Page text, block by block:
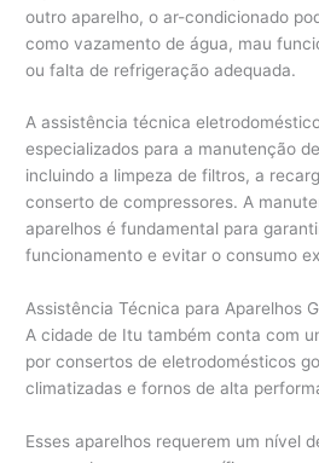
outro aparelho, o ar-condicionado
como vazamento de água, mau
ou falta de refrigeração adequada.
A assistência técnica
especializados para a manutenção
incluindo a limpeza de filtros, a
conserto de compressores. A
aparelhos é fundamental para
funcionamento e evitar o consumo
Assistência Técnica para Aparelhos
A cidade de Itu também conta com
por consertos de eletrodomésticos
climatizadas e fornos de alta
Esses aparelhos requerem um nível